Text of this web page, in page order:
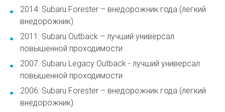
2014: Subaru Forester – внедорожник года (легкий
внедорожник)
2011: Subaru Outback – лучший универсал
повышенной проходимости
2007: Subaru Legacy Outback - лучший универсал
повышенной проходимости
2006: Subaru Forester – внедорожник года (легкий
внедорожник)